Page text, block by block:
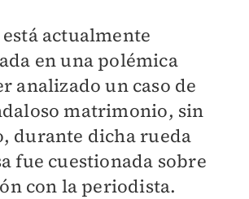
actualmente
en una polémica
analizado un caso de
matrimonio, sin
durante dicha rueda
fue cuestionada sobre
con la periodista.